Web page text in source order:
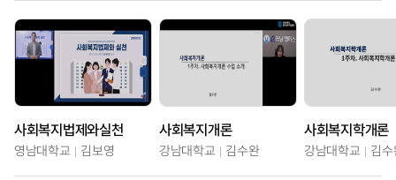
사회복지법제와실천
영남대학교 김보영
사회복지개론
강남대학교 김수완
사회복지학개론
강남대학교 김